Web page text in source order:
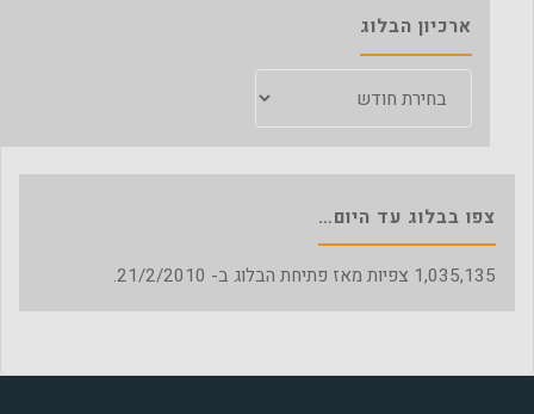
ארכיון הבלוג
צפו בבלוג עד היום…
1,035,135 צפיות מאז פתיחת הבלוג ב- 21/2/2010.